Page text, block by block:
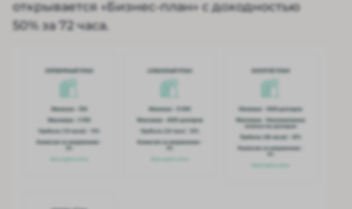
открывается «Бизнес-план» с доходностью
50% за 72 часа.